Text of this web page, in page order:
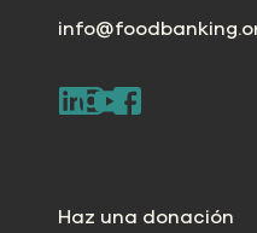
Haz una donación